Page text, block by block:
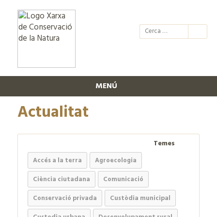
MENÚ
Actualitat
Temes
Accés a la terra
Agroecologia
Ciència ciutadana
Comunicació
Conservació privada
Custòdia municipal